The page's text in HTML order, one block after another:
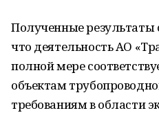
Полученные результаты
что деятельность АО
полной мере
объектам
требованиям в области